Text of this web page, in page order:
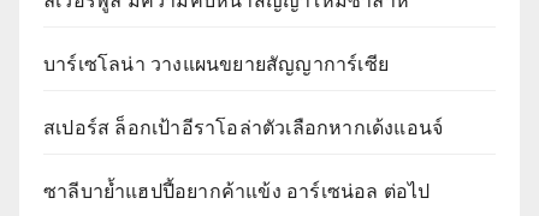
บาร์เซโลน่า วางแผนขยายสัญญาการ์เซีย
สเปอร์ส ล็อกเป้าอีราโอล่าตัวเลือกหากเด้งแอนจ์
ซาลีบาย้ำแฮปปี้อยากค้าแข้ง อาร์เซน่อล ต่อไป